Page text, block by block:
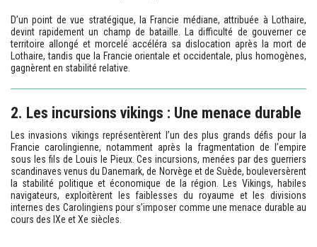
D’un point de vue stratégique, la Francie médiane, attribuée à Lothaire,
devint rapidement un champ de bataille. La difficulté de gouverner ce
territoire allongé et morcelé accéléra sa dislocation après la mort de
Lothaire, tandis que la Francie orientale et occidentale, plus homogènes,
gagnèrent en stabilité relative.
2. Les incursions vikings : Une menace durable
Les invasions vikings représentèrent l’un des plus grands défis pour la
Francie carolingienne, notamment après la fragmentation de l’empire
sous les fils de Louis le Pieux. Ces incursions, menées par des guerriers
scandinaves venus du Danemark, de Norvège et de Suède, bouleversèrent
la stabilité politique et économique de la région. Les Vikings, habiles
navigateurs, exploitèrent les faiblesses du royaume et les divisions
internes des Carolingiens pour s’imposer comme une menace durable au
cours des IXe et Xe siècles.